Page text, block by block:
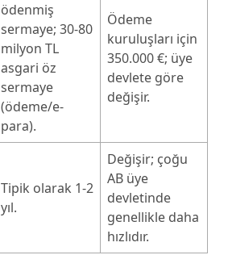
ödenmiş
sermaye; 30-80
milyon TL
asgari öz
sermaye
(ödeme/e-
para).
Ödeme
kuruluşları için
350.000 €; üye
devlete göre
değişir.
Tipik olarak 1-2
yıl.
Değişir; çoğu
AB üye
devletinde
genellikle daha
hızlıdır.